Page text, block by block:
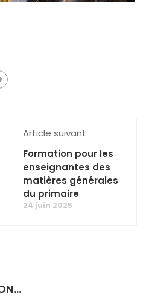
Article suivant
Formation pour les
enseignantes des
matières générales
du primaire
24 juin 2025